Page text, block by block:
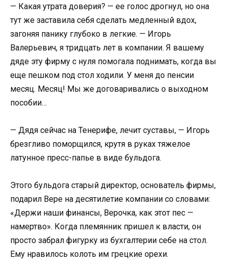
— Какая утрата доверия? — ее голос дрогнул, но она
тут же заставила себя сделать медленный вдох,
загоняя панику глубоко в легкие. — Игорь
Валерьевич, я тридцать лет в компании. Я вашему
дяде эту фирму с нуля помогала поднимать, когда вы
еще пешком под стол ходили. У меня до пенсии
месяц. Месяц! Мы же договаривались о выходном
пособии…
— Дядя сейчас на Тенерифе, лечит суставы, — Игорь
брезгливо поморщился, крутя в руках тяжелое
латунное пресс-папье в виде бульдога.
Этого бульдога старый директор, основатель фирмы,
подарил Вере на десятилетие компании со словами:
«Держи наши финансы, Верочка, как этот пес —
намертво». Когда племянник пришел к власти, он
просто забрал фигурку из бухгалтерии себе на стол.
Ему нравилось колоть им грецкие орехи.